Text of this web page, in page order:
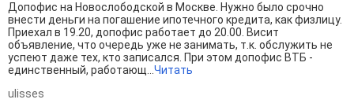
Допофис на Новослободской в Москве. Нужно было срочно
внести деньги на погашение ипотечного кредита, как физлицу.
Приехал в 19.20, допофис работает до 20.00. Висит
объявление, что очередь уже не занимать, т.к. обслужить не
успеют даже тех, кто записался. При этом допофис ВТБ -
единственный, работающ...Читать
ulisses